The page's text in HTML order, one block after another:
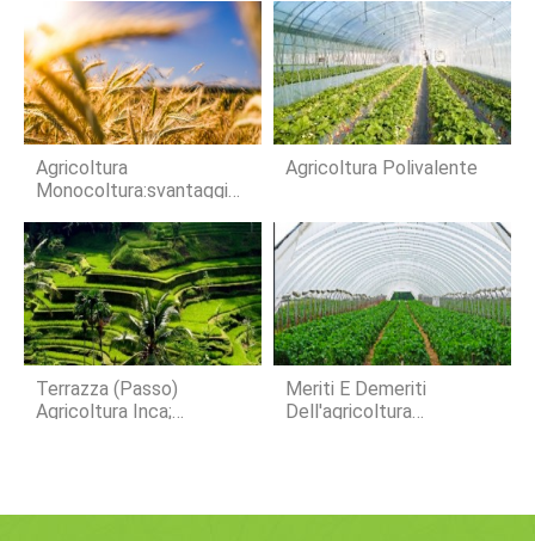
Agricoltura
Monocoltura:svantaggi
Negativi
Agricoltura Polivalente
Terrazza (Passo)
Agricoltura Inca;
Meriti E Demeriti
Dell'agricoltura